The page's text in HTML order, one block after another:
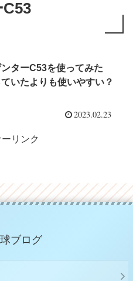
ンターC53を使ってみた
いたよりも使いやすい？
2023.02.23
リンク
ブログ